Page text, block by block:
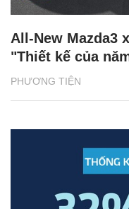
PHƯƠNG TIỆN
All-New Mazda3
"Thiết kế của